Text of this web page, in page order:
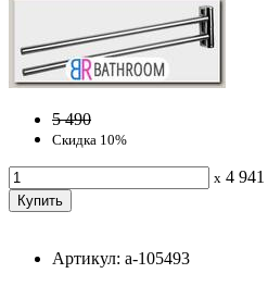
5 490
Скидка 10%
x 4 941
Артикул: a-105493